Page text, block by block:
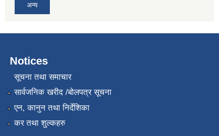
अन्य
Notices
सूचना तथा समाचार
सार्वजनिक खरीद /बोलपत्र सूचना
एन, कानुन तथा निर्देशिका
कर तथा शुल्कहरु